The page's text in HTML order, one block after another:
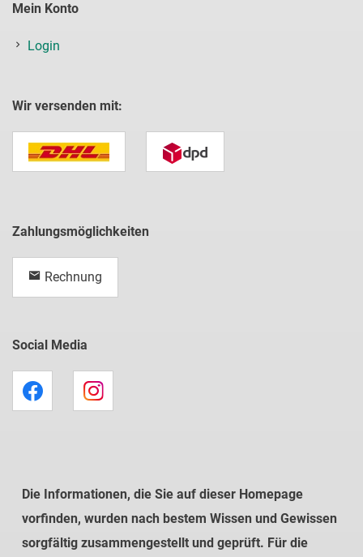
Mein Konto
Login
Wir versenden mit:
Zahlungsmöglichkeiten
Rechnung
Social Media
Die Informationen, die Sie auf dieser Homepage
vorfinden, wurden nach bestem Wissen und Gewissen
sorgfältig zusammengestellt und geprüft. Für die